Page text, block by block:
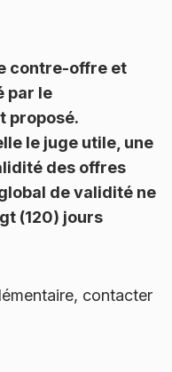
contre-offre et
par le
proposé.
le juge utile, une
des offres
de validité ne
(120) jours
contacter